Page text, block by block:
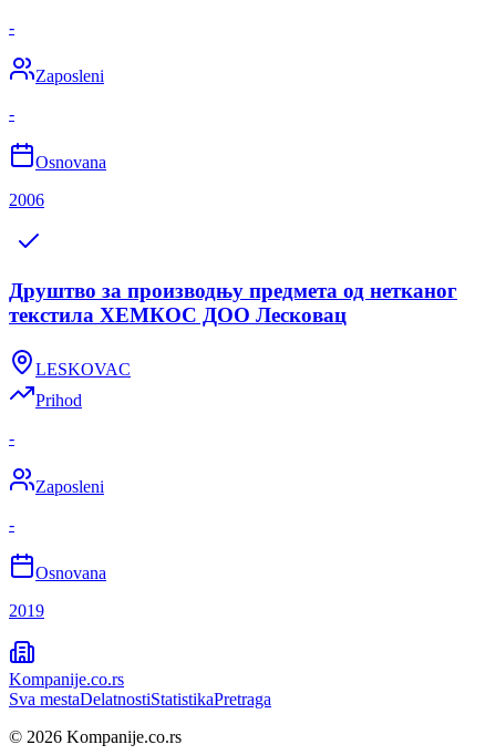
-
Zaposleni
-
Osnovana
2006
Друштво за производњу предмета од нетканог
текстила ХЕМКОС ДОО Лесковац
LESKOVAC
Prihod
-
Zaposleni
-
Osnovana
2019
Kompanije.co.rs
Sva mestaDelatnostiStatistikaPretraga
© 2026 Kompanije.co.rs